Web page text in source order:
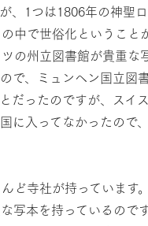
、1つは1806年の神
中で世俗化というこ
の州立図書館が貴重
で、ミュンヘン国立
だったのですが、ス
に入ってなかったの
ど寺社が持っていま
写本を持っているの